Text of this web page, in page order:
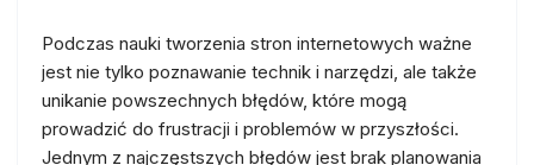
Podczas nauki tworzenia stron internetowych ważne
jest nie tylko poznawanie technik i narzędzi, ale także
unikanie powszechnych błędów, które mogą
prowadzić do frustracji i problemów w przyszłości.
Jednym z najczęstszych błędów jest brak planowania